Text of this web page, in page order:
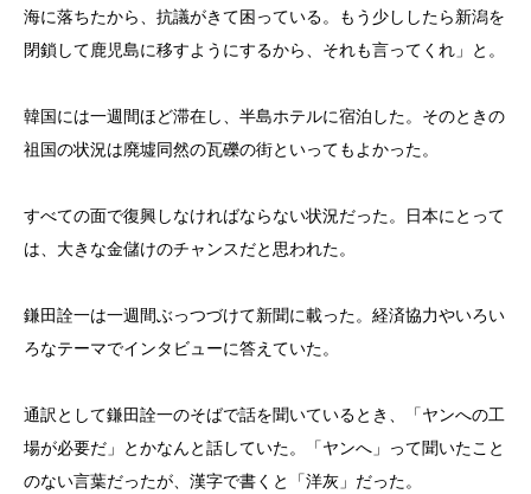
海に落ちたから、抗議がきて困っている。もう少ししたら新潟を
閉鎖して鹿児島に移すようにするから、それも言ってくれ」と。
韓国には一週間ほど滞在し、半島ホテルに宿泊した。そのときの
祖国の状況は廃墟同然の瓦礫の街といってもよかった。
すべての面で復興しなければならない状況だった。日本にとって
は、大きな金儲けのチャンスだと思われた。
鎌田詮一は一週間ぶっつづけて新聞に載った。経済協力やいろい
ろなテーマでインタビューに答えていた。
通訳として鎌田詮一のそばで話を聞いているとき、「ヤンへの工
場が必要だ」とかなんと話していた。「ヤンへ」って聞いたこと
のない言葉だったが、漢字で書くと「洋灰」だった。